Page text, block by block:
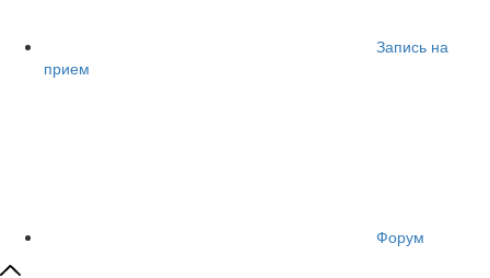
Запись на
прием
Форум